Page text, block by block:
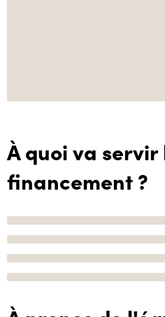
À quoi va servir
financement ?